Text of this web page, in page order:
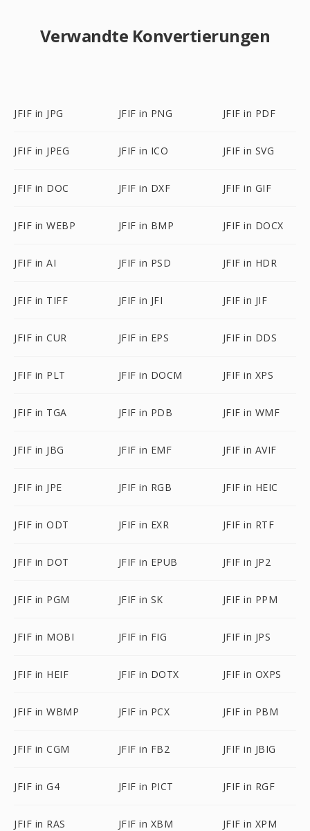
Verwandte Konvertierungen
JFIF in JPG JFIF in PNG JFIF in PDF
JFIF in JPEG JFIF in ICO JFIF in SVG
JFIF in DOC JFIF in DXF JFIF in GIF
JFIF in WEBP JFIF in BMP JFIF in DOCX
JFIF in AI JFIF in PSD JFIF in HDR
JFIF in TIFF JFIF in JFI JFIF in JIF
JFIF in CUR JFIF in EPS JFIF in DDS
JFIF in PLT JFIF in DOCM JFIF in XPS
JFIF in TGA JFIF in PDB JFIF in WMF
JFIF in JBG JFIF in EMF JFIF in AVIF
JFIF in JPE JFIF in RGB JFIF in HEIC
JFIF in ODT JFIF in EXR JFIF in RTF
JFIF in DOT JFIF in EPUB JFIF in JP2
JFIF in PGM JFIF in SK JFIF in PPM
JFIF in MOBI JFIF in FIG JFIF in JPS
JFIF in HEIF JFIF in DOTX JFIF in OXPS
JFIF in WBMP JFIF in PCX JFIF in PBM
JFIF in CGM JFIF in FB2 JFIF in JBIG
JFIF in G4 JFIF in PICT JFIF in RGF
JFIF in RAS JFIF in XBM JFIF in XPM